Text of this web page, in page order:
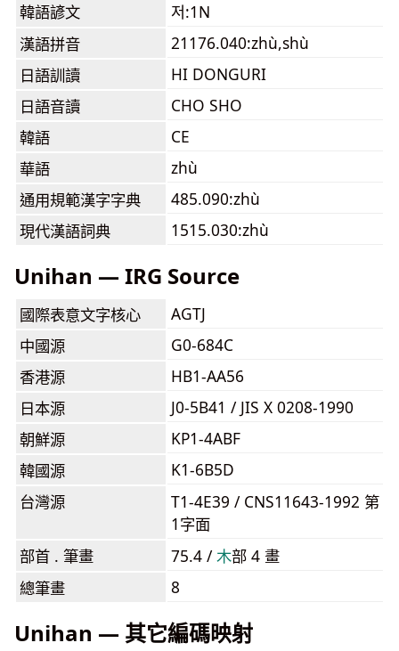
韓語諺文
저:1N
漢語拼音
21176.040:zhù,shù
日語訓讀
HI DONGURI
日語音讀
CHO SHO
韓語
CE
華語
zhù
通用規範漢字字典
485.090:zhù
現代漢語詞典
1515.030:zhù
Unihan — IRG Source
國際表意文字核心
AGTJ
中國源
G0-684C
香港源
HB1-AA56
日本源
J0-5B41 / JIS X 0208-1990
朝鮮源
KP1-4ABF
韓國源
K1-6B5D
台灣源
T1-4E39 / CNS11643-1992 第
1字面
部首 . 筆畫
75.4 /⽊部 4 畫
總筆畫
8
Unihan — 其它編碼映射